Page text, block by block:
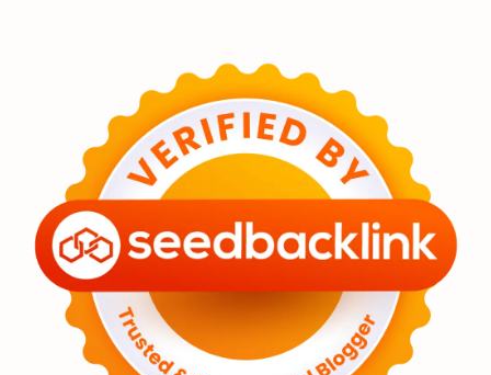
Tata Surya Hype
Asteroid Observasi
Premium Komet Bulan
Penelitian Serba-serbi Satelit
Luar Angkasa Video Aurora
Supernova Nebula Sponsored